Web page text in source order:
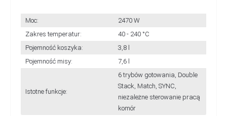
Moc:
2470 W
Zakres temperatur:
40 - 240 °C
Pojemność koszyka:
3,8 l
Pojemność misy:
7,6 l
Istotne funkcje:
6 trybów gotowania, Double
Stack, Match, SYNC,
niezależne sterowanie pracą
komór